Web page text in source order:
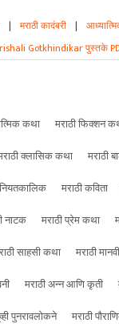
| मराठी कादंबरी |
Gotkhindikar पुस्तके
कथा
मराठी फिक्शन
क्लासिक कथा
मराठी
मराठी कविता
नाटक मराठी प्रेम कथा
साहसी कथा मराठी
मराठी अन्न आणि कृती
पुनरावलोकने
मराठी